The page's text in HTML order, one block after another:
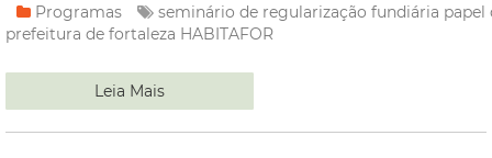
Programas seminário de regularização fundiária papel
prefeitura de fortaleza HABITAFOR
Leia Mais